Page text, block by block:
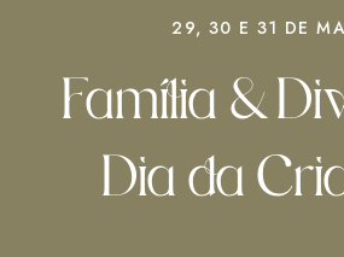
29, 30 E 31 DE
Família &
Dia da